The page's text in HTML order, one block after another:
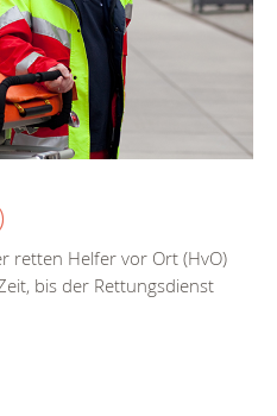
retten Helfer vor Ort (HvO)
bis der Rettungsdienst